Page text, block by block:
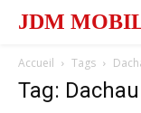
JDM
Accueil Tags
Tag: Dachau